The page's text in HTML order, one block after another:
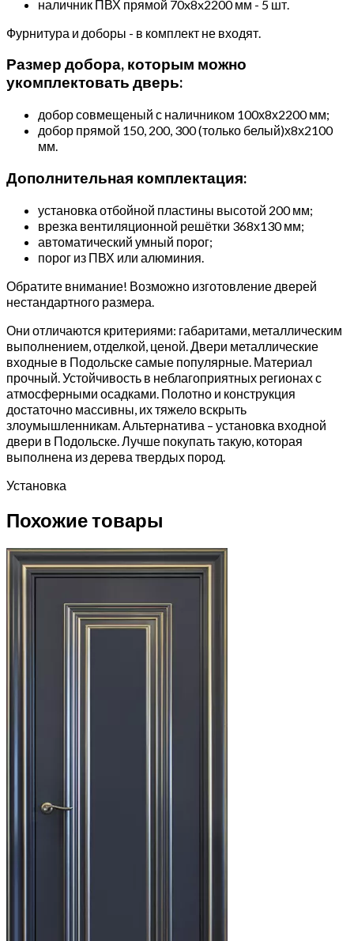
наличник ПВХ прямой 70x8x2200 мм - 5 шт.
Фурнитура и доборы - в комплект не входят.
Размер добора, которым можно
укомплектовать дверь:
добор совмещеный с наличником 100х8х2200 мм;
добор прямой 150, 200, 300 (только белый)х8х2100
мм.
Дополнительная комплектация:
установка отбойной пластины высотой 200 мм;
врезка вентиляционной решётки 368х130 мм;
автоматический умный порог;
порог из ПВХ или алюминия.
Обратите внимание! Возможно изготовление дверей
нестандартного размера.
Они отличаются критериями: габаритами, металлическим
выполнением, отделкой, ценой. Двери металлические
входные в Подольске самые популярные. Материал
прочный. Устойчивость в неблагоприятных регионах с
атмосферными осадками. Полотно и конструкция
достаточно массивны, их тяжело вскрыть
злоумышленникам. Альтернатива – установка входной
двери в Подольске. Лучше покупать такую, которая
выполнена из дерева твердых пород.
Установка
Похожие товары